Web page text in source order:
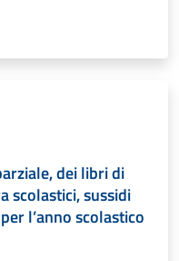
dei libri di
scolastici, sussidi
l’anno scolastico